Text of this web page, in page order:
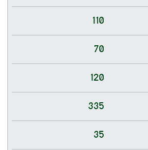
110
70
120
335
35